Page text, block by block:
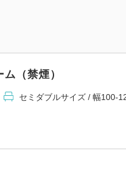
☆全室インター
☆全室加湿空気
☆チェックアウ
（禁煙）
セミダブルサイズ / 幅100-